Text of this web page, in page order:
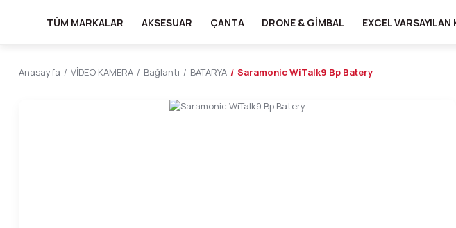
TÜM MARKALAR AKSESUAR ÇANTA DRONE & GİMBAL EXCEL VARSAYILAN
Anasayfa VİDEO KAMERA Bağlantı BATARYA Saramonic WiTalk9 Bp Batery